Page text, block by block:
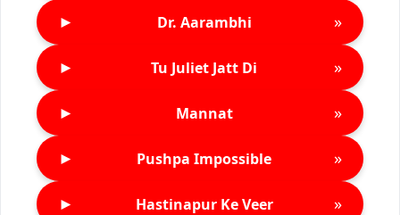
► Dr. Aarambhi »
► Tu Juliet Jatt Di »
► Mannat »
► Pushpa Impossible »
► Hastinapur Ke Veer »